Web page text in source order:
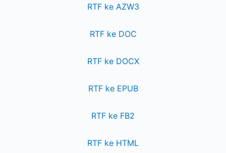
RTF ke AZW3
RTF ke DOC
RTF ke DOCX
RTF ke EPUB
RTF ke FB2
RTF ke HTML